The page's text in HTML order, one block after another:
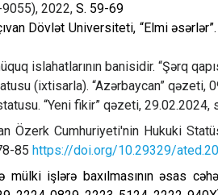
2022, S. 59-69
Dövlət Universiteti, “Elmi
islahatlarının banisidir. “Şərq
(ixtisarla). “Azərbaycan” qəzeti,
“Yeni fikir” qəzeti, 29.02.2024,
Özerk Cumhuriyeti'nin Hukuki
85 https://doi.org/10.29329/
mülki işlərə baxılmasının əsas